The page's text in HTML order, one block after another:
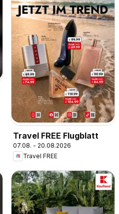
Travel FREE Flugblatt
07.08. - 20.08.2026
Travel FREE